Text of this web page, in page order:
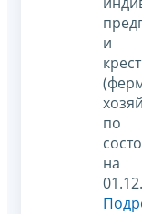
и
по
на